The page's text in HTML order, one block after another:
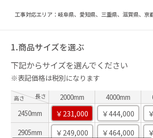
工事対応エリア：岐阜県、愛知県、三重県、滋賀県、京
1.商品サイズを選ぶ
下記からサイズを選んでください
※表記価格は税別になります
高さ 長さ 2000mm 4000mm
2450mm
￥231,000 ￥444,000
2905mm ￥249,000 ￥464,000